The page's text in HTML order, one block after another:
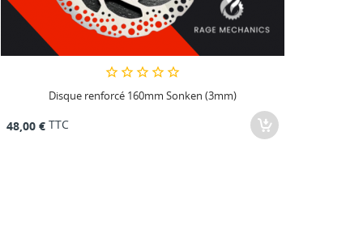
Disque renforcé 160mm Sonken (3mm)
48,00 € TTC